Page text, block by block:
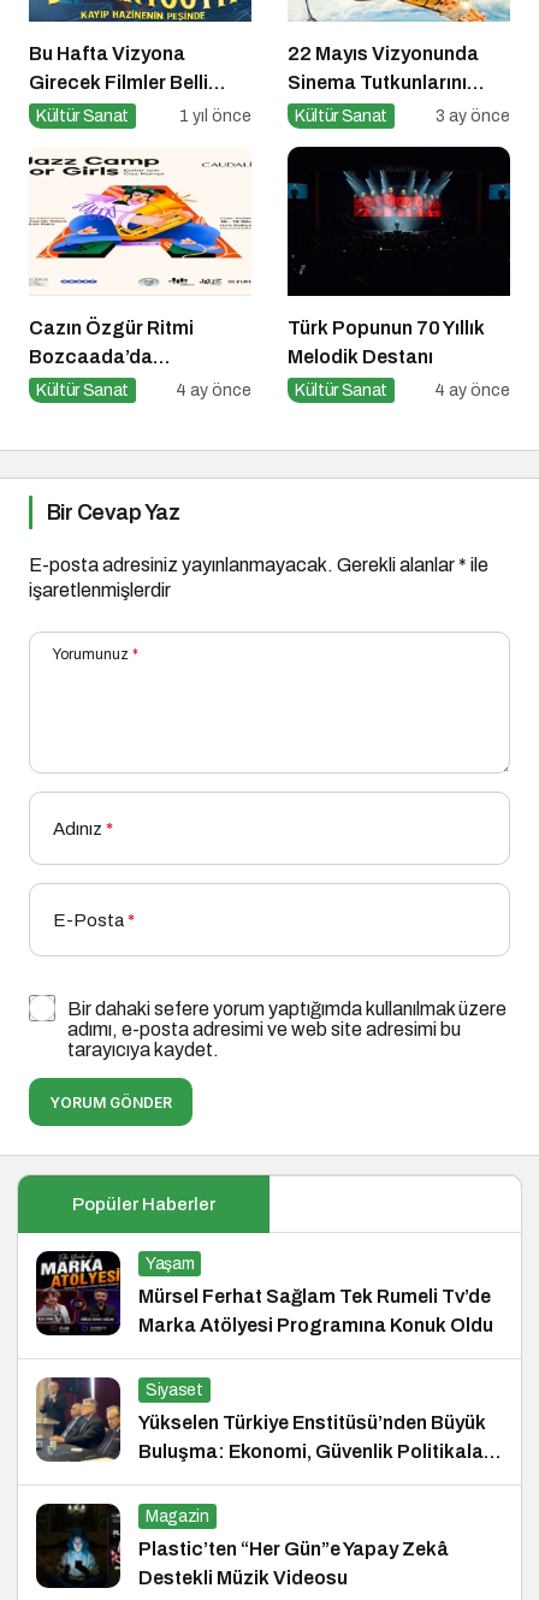
Bu Hafta Vizyona
Girecek Filmler Belli
Oldu: Sinema Keyfi
Başlıyor!
Kültür Sanat 1 yıl önce
22 Mayıs Vizyonunda
Sinema Tutkunlarını
Dopdolu Bir Hafta
Kültür Sanat 3 ay önce
Cazın Özgür Ritmi
Bozcaada’da
Yankılanıyor
Kültür Sanat 4 ay önce
Türk Popunun 70 Yıllık
Melodik Destanı
Kültür Sanat 4 ay önce
Bir Cevap Yaz
E-posta adresiniz yayınlanmayacak. Gerekli alanlar* ile
işaretlenmişlerdir
Yorumunuz *
Adınız *
E-Posta*
Bir dahaki sefere yorum yaptığımda kullanılmak üzere
adımı, e-posta adresimi ve web site adresimi bu
tarayıcıya kaydet.
YORUM GÖNDER
Popüler Haberler
Yaşam
Mürsel Ferhat Sağlam Tek Rumeli Tv’de
Marka Atölyesi Programına Konuk Oldu
Siyaset
Yükselen Türkiye Enstitüsü’nden Büyük
Buluşma: Ekonomi, Güvenlik Politikaları
ve Hukuk Konferansı
Magazin
Plastic’ten “Her Gün”e Yapay Zekâ
Destekli Müzik Videosu